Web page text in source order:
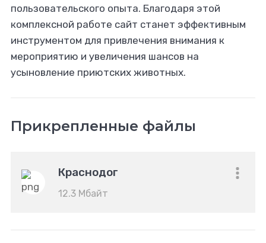
пользовательского опыта. Благодаря этой
комплексной работе сайт станет эффективным
инструментом для привлечения внимания к
мероприятию и увеличения шансов на
усыновление приютских животных.
Прикрепленные файлы
Краснодог
12.3 Мбайт